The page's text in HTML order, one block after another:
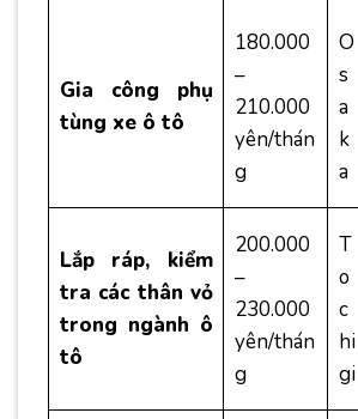
Gia công phụ
tùng xe ô tô
180.000
–
210.000
yên/thán
g
O
s
a
k
a
Lắp ráp, kiểm
tra các thân vỏ
trong ngành ô
tô
200.000
–
230.000
yên/thán
g
T
o
c
hi
gi